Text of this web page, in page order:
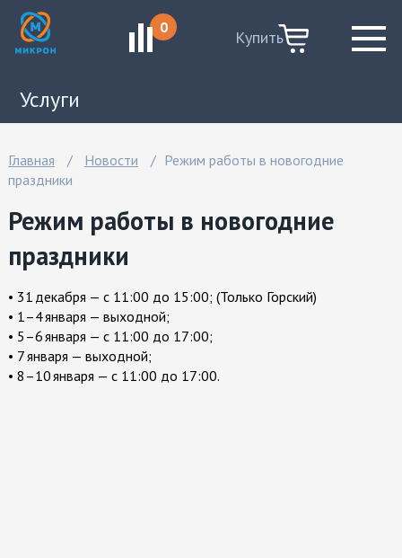
0 Купить
Услуги
Ремонт Apple
Ремонт ноутбуков
Ремонт телефонов
Ремонт телевизоров
Ремонт системных блоков
Ремонт игровых приставок
Главная Новости
Режим работы в новогодние
праздники
Режим работы в новогодние
праздники
• 31 декабря — с 11:00 до 15:00; (Только Горский)
• 1–4 января — выходной;
• 5–6 января — с 11:00 до 17:00;
• 7 января — выходной;
• 8–10 января — с 11:00 до 17:00.